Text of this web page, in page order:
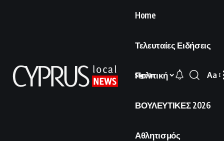
Home
Τελευταίες Ειδήσεις
Πολιτική
ΒΟΥΛΕΥΤΙΚΕΣ 2026
Αθλητισμός
Sign In
Font
Aa